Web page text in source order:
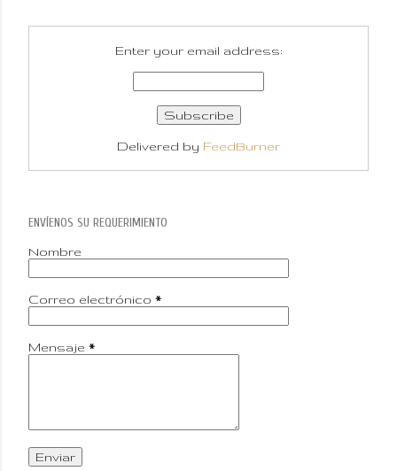
Enter your email address:
Delivered by FeedBurner
ENVÍENOS SU REQUERIMIENTO
Nombre
Correo electrónico *
Mensaje *